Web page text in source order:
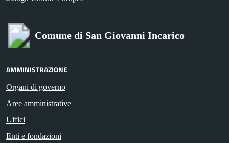
Comune di San Giovanni Incarico
AMMINISTRAZIONE
Organi di governo
Aree amministrative
Uffici
Enti e fondazioni